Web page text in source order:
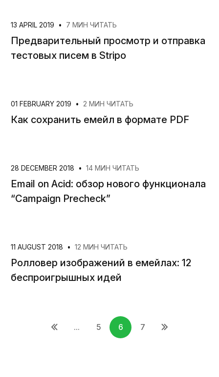
13 APRIL 2019 • 7 МИН ЧИТАТЬ
Предварительный просмотр и отправка
тестовых писем в Stripo
01 FEBRUARY 2019 • 2 МИН ЧИТАТЬ
Как сохранить емейл в формате PDF
28 DECEMBER 2018 • 14 МИН ЧИТАТЬ
Email on Acid: обзор нового функционала
“Campaign Precheck”
11 AUGUST 2018 • 12 МИН ЧИТАТЬ
Ролловер изображений в емейлах: 12
беспроигрышных идей
... 5 6 7